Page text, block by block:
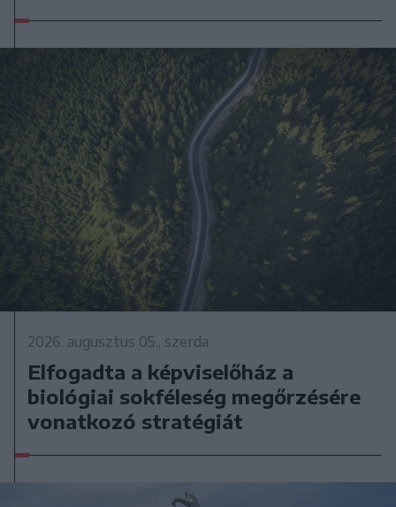
2026. augusztus 05., szerda
Elfogadta a képviselőház a
biológiai sokféleség megőrzésére
vonatkozó stratégiát